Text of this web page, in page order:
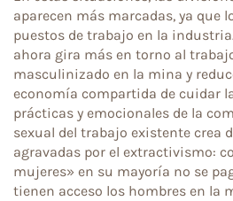
aparecen más marcadas, ya que
puestos de trabajo en la
ahora gira más en torno al
masculinizado en la mina y
economía compartida de cuidar
prácticas y emocionales de la
sexual del trabajo existente crea
agravadas por el extractivismo:
mujeres» en su mayoría no se
tienen acceso los hombres en la